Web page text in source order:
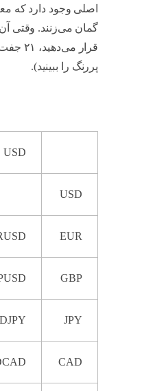
اصلی وجود دارد که
گمان می‌زنند. وقتی
قرار
پررنگ را ببینید).
USD
USD
EUR
GBP
JPY
CAD